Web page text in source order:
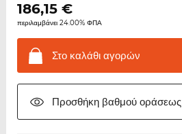
186,15€
περιλαμβάνει 24.00% ΦΠΑ
Στο καλάθιαγορών
Προσθήκη βαθμούοράσεως